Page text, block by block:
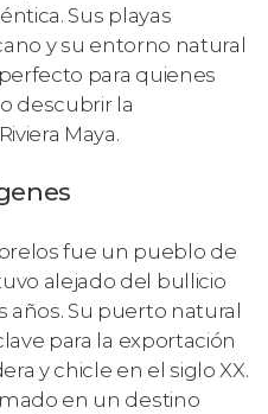
Sus playas
y su entorno natural
para quienes
descubrir la
Maya.
fue un pueblo de
alejado del bullicio
Su puerto natural
para la exportación
y chicle en el siglo XX.
en un destino